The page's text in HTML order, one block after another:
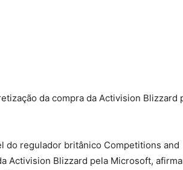
da compra da Activision Blizzard
do regulador britânico Competitions and
Activision Blizzard pela Microsoft,